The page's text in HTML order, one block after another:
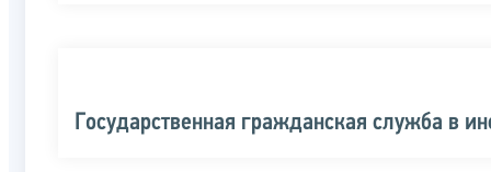
Государственная гражданская служба в